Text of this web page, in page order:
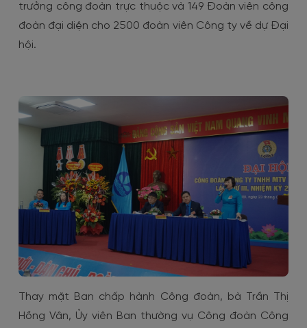
trưởng công đoàn trực thuộc và 149 Đoàn viên công
đoàn đại diện cho 2500 đoàn viên Công ty về dự Đại
hội.
Thay mặt Ban chấp hành Công đoàn, bà Trần Thị
Hồng Vân, Ủy viên Ban thường vụ Công đoàn Công